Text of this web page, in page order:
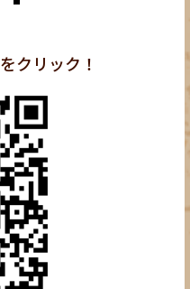
クリック！